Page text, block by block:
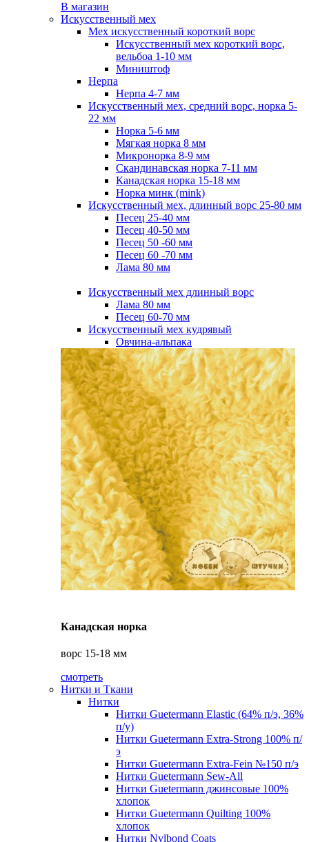
В магазин
Искусственный мех
Мех искусственный короткий ворс
Искусственный мех короткий ворс,
вельбоа 1-10 мм
Миништоф
Нерпа
Нерпа 4-7 мм
Искусственный мех, средний ворс, норка 5-
22 мм
Норка 5-6 мм
Мягкая норка 8 мм
Микронорка 8-9 мм
Скандинавская норка 7-11 мм
Канадская норка 15-18 мм
Норка минк (mink)
Искусственный мех, длинный ворс 25-80 мм
Песец 25-40 мм
Песец 40-50 мм
Песец 50 -60 мм
Песец 60 -70 мм
Лама 80 мм
Искусственный мех длинный ворс
Лама 80 мм
Песец 60-70 мм
Искусственный мех кудрявый
Овчина-альпака
Канадская норка
ворс 15-18 мм
смотреть
Нитки и Ткани
Нитки
Нитки Guetermann Elastic (64% п/э, 36%
п/у)
Нитки Guetermann Extra-Strong 100% п/
э
Нитки Guetermann Extra-Fein №150 п/э
Нитки Guetermann Sew-All
Нитки Guetermann джинсовые 100%
хлопок
Нитки Guetermann Quilting 100%
хлопок
Нитки Nylbond Coats